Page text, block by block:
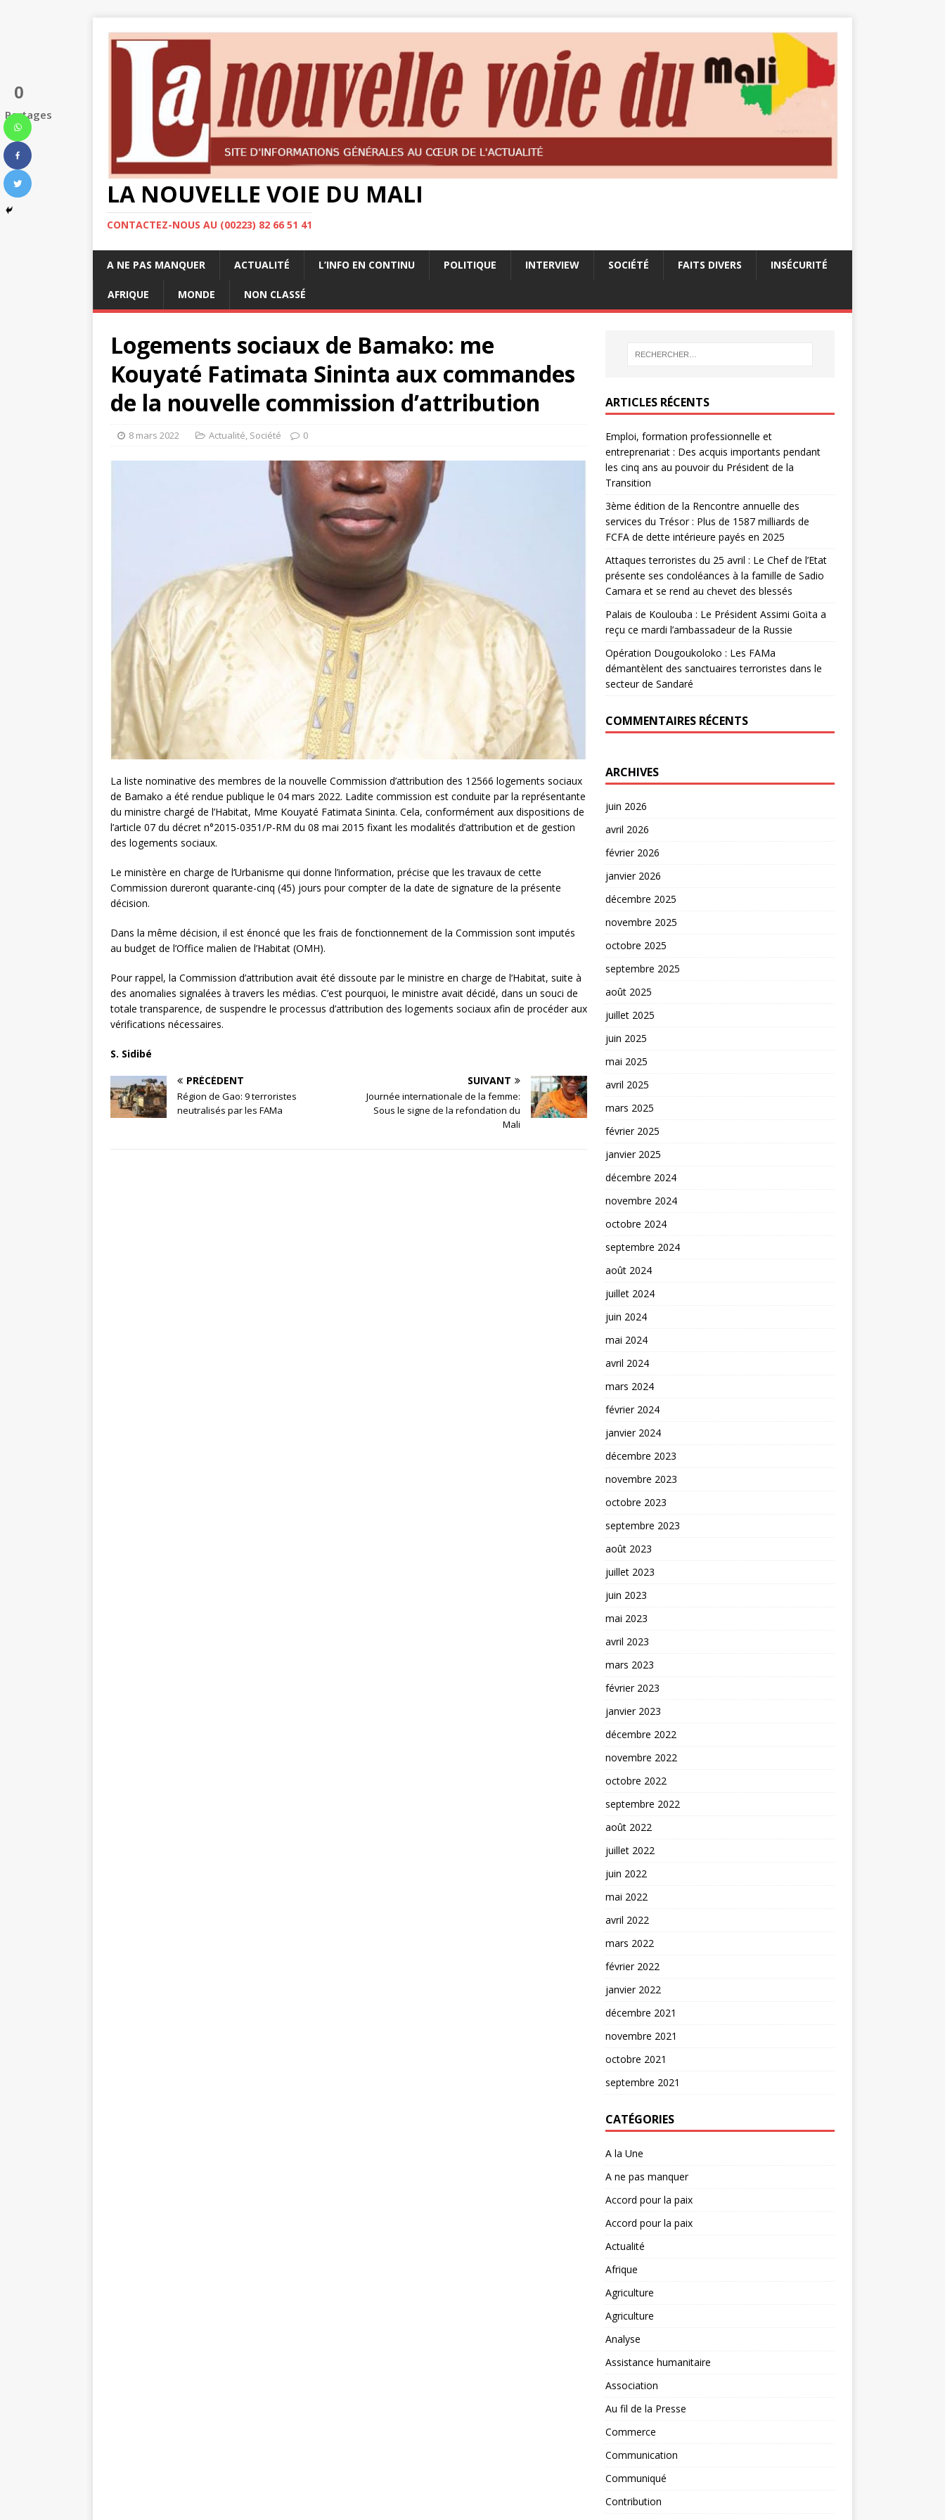
LA NOUVELLE VOIE DU MALI
CONTACTEZ-NOUS AU (00223) 82 66 51 41
A NE PAS MANQUER ACTUALITÉ L’INFO EN CONTINU POLITIQUE INTERVIEW SOCIÉTÉ FAITS DIVERS INSÉCURITÉ
AFRIQUE MONDE NON CLASSÉ
Logements sociaux de Bamako: me
Kouyaté Fatimata Sininta aux commandes
de la nouvelle commission d’attribution
8 mars 2022 Actualité, Société 0
La liste nominative des membres de la nouvelle Commission d’attribution des 12566 logements sociaux
de Bamako a été rendue publique le 04 mars 2022. Ladite commission est conduite par la représentante
du ministre chargé de l’Habitat, Mme Kouyaté Fatimata Sininta. Cela, conformément aux dispositions de
l’article 07 du décret n°2015-0351/P-RM du 08 mai 2015 fixant les modalités d’attribution et de gestion
des logements sociaux.
Le ministère en charge de l’Urbanisme qui donne l’information, précise que les travaux de cette
Commission dureront quarante-cinq (45) jours pour compter de la date de signature de la présente
décision.
Dans la même décision, il est énoncé que les frais de fonctionnement de la Commission sont imputés
au budget de l’Office malien de l’Habitat (OMH).
Pour rappel, la Commission d’attribution avait été dissoute par le ministre en charge de l’Habitat, suite à
des anomalies signalées à travers les médias. C’est pourquoi, le ministre avait décidé, dans un souci de
totale transparence, de suspendre le processus d’attribution des logements sociaux afin de procéder aux
vérifications nécessaires.
S. Sidibé
0
Partages
PRÉCÉDENT
Région de Gao: 9 terroristes
neutralisés par les FAMa
SUIVANT
Journée internationale de la femme:
Sous le signe de la refondation du
Mali
ARTICLES RÉCENTS
Emploi, formation professionnelle et
entreprenariat : Des acquis importants pendant
les cinq ans au pouvoir du Président de la
Transition
3ème édition de la Rencontre annuelle des
services du Trésor : Plus de 1587 milliards de
FCFA de dette intérieure payés en 2025
Attaques terroristes du 25 avril : Le Chef de l’Etat
présente ses condoléances à la famille de Sadio
Camara et se rend au chevet des blessés
Palais de Koulouba : Le Président Assimi Goïta a
reçu ce mardi l’ambassadeur de la Russie
Opération Dougoukoloko : Les FAMa
démantèlent des sanctuaires terroristes dans le
secteur de Sandaré
COMMENTAIRES RÉCENTS
ARCHIVES
juin 2026
avril 2026
février 2026
janvier 2026
décembre 2025
novembre 2025
octobre 2025
septembre 2025
août 2025
juillet 2025
juin 2025
mai 2025
avril 2025
mars 2025
février 2025
janvier 2025
décembre 2024
novembre 2024
octobre 2024
septembre 2024
août 2024
juillet 2024
juin 2024
mai 2024
avril 2024
mars 2024
février 2024
janvier 2024
décembre 2023
novembre 2023
octobre 2023
septembre 2023
août 2023
juillet 2023
juin 2023
mai 2023
avril 2023
mars 2023
février 2023
janvier 2023
décembre 2022
novembre 2022
octobre 2022
septembre 2022
août 2022
juillet 2022
juin 2022
mai 2022
avril 2022
mars 2022
février 2022
janvier 2022
décembre 2021
novembre 2021
octobre 2021
septembre 2021
CATÉGORIES
A la Une
A ne pas manquer
Accord pour la paix
Accord pour la paix
Actualité
Afrique
Agriculture
Agriculture
Analyse
Assistance humanitaire
Association
Au fil de la Presse
Commerce
Communication
Communiqué
Contribution